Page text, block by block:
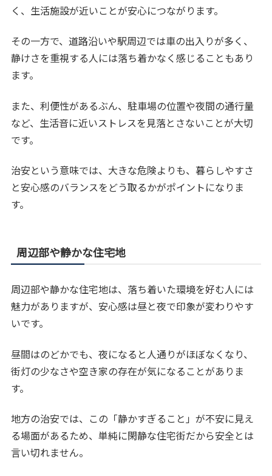
く、生活施設が近いことが安心につながります。
その一方で、道路沿いや駅周辺では車の出入りが多く、
静けさを重視する人には落ち着かなく感じることもあり
ます。
また、利便性があるぶん、駐車場の位置や夜間の通行量
など、生活音に近いストレスを見落とさないことが大切
です。
治安という意味では、大きな危険よりも、暮らしやすさ
と安心感のバランスをどう取るかがポイントになりま
す。
周辺部や静かな住宅地
周辺部や静かな住宅地は、落ち着いた環境を好む人には
魅力がありますが、安心感は昼と夜で印象が変わりやす
いです。
昼間はのどかでも、夜になると人通りがほぼなくなり、
街灯の少なさや空き家の存在が気になることがありま
す。
地方の治安では、この「静かすぎること」が不安に見え
る場面があるため、単純に閑静な住宅街だから安全とは
言い切れません。